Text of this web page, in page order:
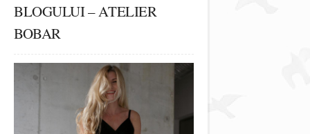
BLOGULUI – ATELIER
BOBAR